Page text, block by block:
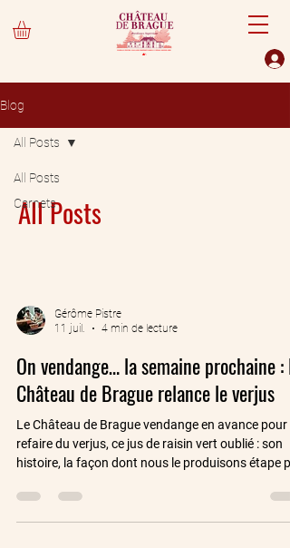
Blog
All Posts
Carnets
All Posts
All Posts
Gérôme Pistre
11 juil.
4 min de lecture
On vendange… la semaine prochaine : le
Château de Brague relance le verjus
Le Château de Brague vendange en avance pour
refaire du verjus, ce jus de raisin vert oublié : son
histoire, la façon dont nous le produisons étape
en tirerons.